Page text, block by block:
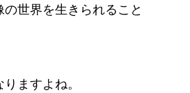
世界を生きられること
ますよね。